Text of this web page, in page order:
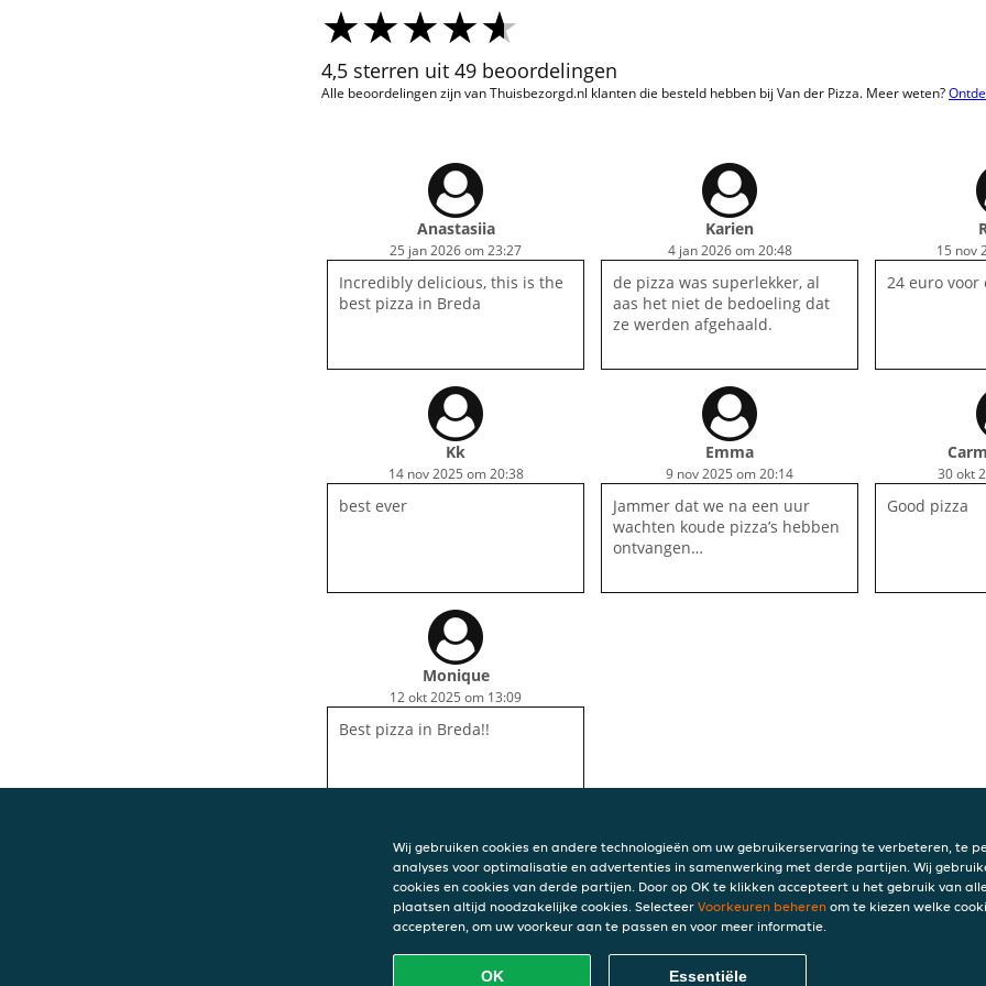
4,5 sterren uit 49 beoordelingen
Alle beoordelingen zijn van Thuisbezorgd.nl klanten die besteld hebben bij Van der Pizza. Meer weten?
Anastasiia
25 jan 2026 om 23:27
Incredibly delicious, this is the
best pizza in Breda
Karien
4 jan 2026 om 20:48
de pizza was superlekker, al
aas het niet de bedoeling dat
ze werden afgehaald.
15 nov
24 euro voor
Kk
14 nov 2025 om 20:38
best ever
Emma
9 nov 2025 om 20:14
Jammer dat we na een uur
wachten koude pizza’s hebben
ontvangen…
30 okt
Good pizza
Monique
12 okt 2025 om 13:09
Best pizza in Breda!!
CONTACT
Van der Pizza
Veemarktstraat 3
Wij gebruiken cookies en andere technologieën om uw gebruikerservaring te verbeteren, te
analyses voor optimalisatie en advertenties in samenwerking met derde partijen. Wij
cookies en cookies van derde partijen. Door op OK te klikken accepteert u het gebruik van
plaatsen altijd noodzakelijke cookies. Selecteer Voorkeuren beheren om te kiezen welke
accepteren, om uw voorkeur aan te passen en voor meer informatie.
OK Essentiële